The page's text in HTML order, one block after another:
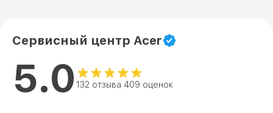
Сервисный центр Acer
5.0 132 отзыва 409 оценок